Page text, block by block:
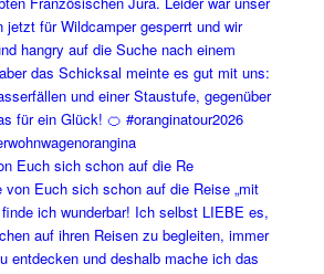
Euch sich schon auf die Re